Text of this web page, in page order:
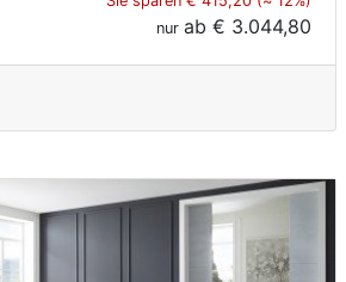
nur ab € 3.044,80